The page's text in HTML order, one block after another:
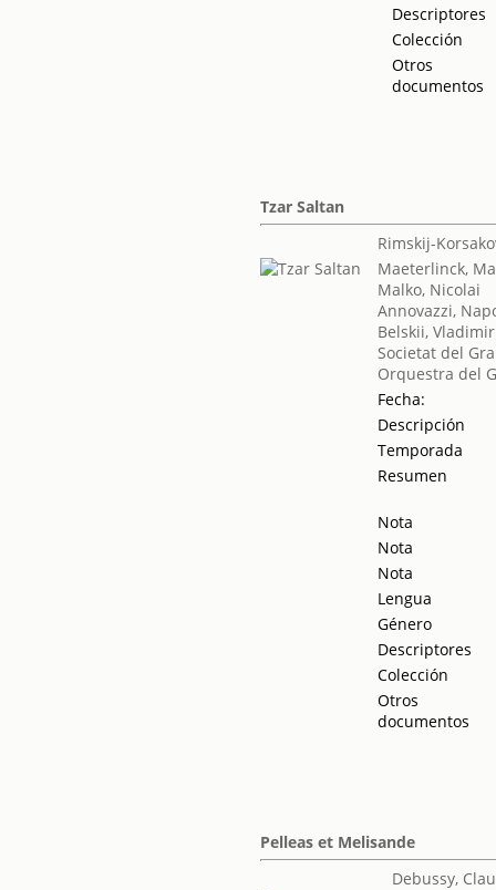
Descriptores
Colección
Otros
documentos
Tzar Saltan
Rimskij-
Maeterlinck,
Malko, Nicolai
Annovazzi,
Belskii,
Societat del
Orquestra del
Fecha:
Descripción
Temporada
Resumen
Nota
Nota
Nota
Lengua
Género
Descriptores
Colección
Otros
documentos
Pelleas et Melisande
Debussy,